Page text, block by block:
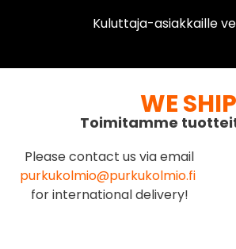
Kuluttaja-asiakkaille
WE
Toimitamme
Please contact us via email
purkukolmio@purkukolmio.fi
for international delivery!